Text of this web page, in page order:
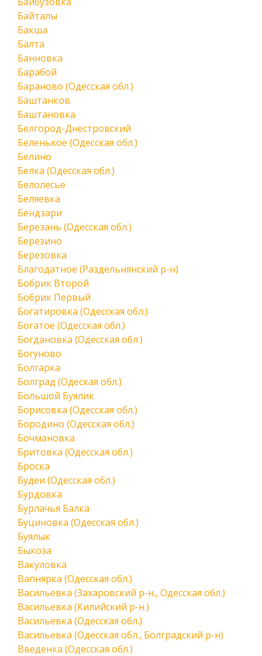
Байталы
Бакша
Балта
Банновка
Барабой
Бараново (Одесская обл.)
Баштанков
Баштановка
Белгород-Днестровский
Беленькое (Одесская обл.)
Белино
Белка (Одесская обл.)
Белолесье
Беляевка
Бендзари
Березань (Одесская обл.)
Березино
Березовка
Благодатное (Раздельнянский р-н)
Бобрик Второй
Бобрик Первый
Богатировка (Одесская обл.)
Богатое (Одесская обл.)
Богдановка (Одесская обл.)
Богуново
Болгарка
Болград (Одеская обл.)
Большой Буялик
Борисовка (Одесская обл.)
Бородино (Одесская обл.)
Бочмановка
Бритовка (Одесская обл.)
Броска
Будеи (Одесская обл.)
Бурдовка
Бурлачья Балка
Буциновка (Одесская обл.)
Буялык
Быкоза
Вакуловка
Вапнярка (Одесская обл.)
Васильевка (Захаровский р-н., Одесская обл.)
Васильевка (Килийский р-н.)
Васильевка (Одесская обл.)
Васильевка (Одесская обл., Болградский р-н)
Введенка (Одесская обл.)